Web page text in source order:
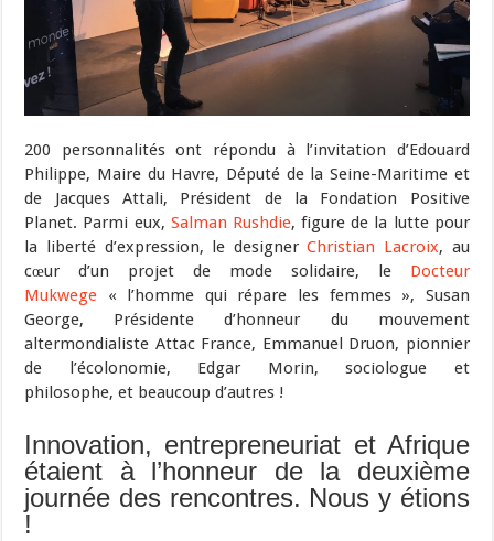
200 personnalités ont répondu à l’invitation d’Edouard
Philippe, Maire du Havre, Député de la Seine-Maritime et
de Jacques Attali, Président de la Fondation Positive
Planet. Parmi eux, Salman Rushdie, figure de la lutte pour
la liberté d’expression, le designerChristian Lacroix, au
cœur d’un projet de mode solidaire, le Docteur
Mukwege « l’homme qui répare les femmes », Susan
George, Présidente d’honneur du mouvement
altermondialiste Attac France, Emmanuel Druon, pionnier
de l’écolonomie, Edgar Morin, sociologue et
philosophe, et beaucoup d’autres !
Innovation, entrepreneuriat et Afrique
étaient à l’honneur de la deuxième
journée des rencontres. Nous y étions
!